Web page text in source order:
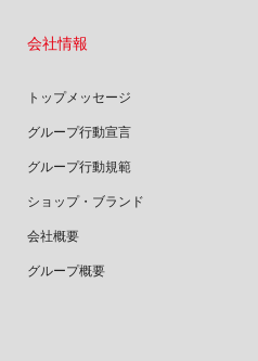
会社情報
トップメッセージ
グループ行動宣言
グループ行動規範
ショップ・ブランド
会社概要
グループ概要